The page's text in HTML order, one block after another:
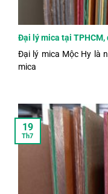
Đại lý mica tại
Đại lý mica Mộc Hy là
mica
19
Th7